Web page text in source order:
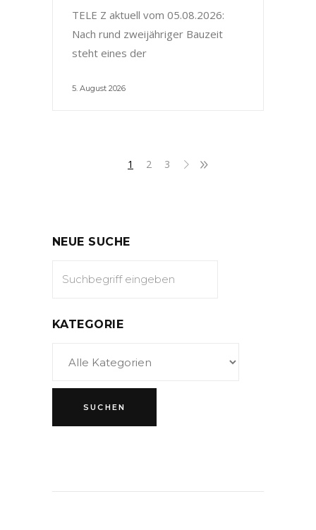
TELE Z aktuell vom 05.08.2026:
Nach rund zweijähriger Bauzeit
steht eines der
5. August 2026
1 2 3
NEUE SUCHE
KATEGORIE